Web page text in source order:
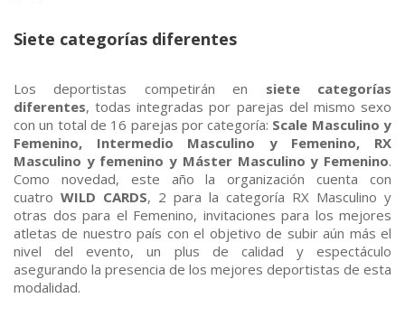
Siete categorías diferentes
Los deportistas competirán en siete categorías
diferentes, todas integradas por parejas del mismo sexo
con un total de 16 parejas por categoría: Scale Masculino y
Femenino, Intermedio Masculino y Femenino, RX
Masculino y femenino y Máster Masculino y Femenino.
Como novedad, este año la organización cuenta con
cuatro WILD CARDS, 2 para la categoría RX Masculino y
otras dos para el Femenino, invitaciones para los mejores
atletas de nuestro país con el objetivo de subir aún más el
nivel del evento, un plus de calidad y espectáculo
asegurando la presencia de los mejores deportistas de esta
modalidad.